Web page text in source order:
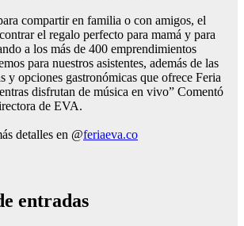
compartir en familia o con amigos, el
el regalo perfecto para mamá y para
a los más de 400 emprendimientos
para nuestros asistentes, además de las
y opciones gastronómicas que ofrece Feria
disfrutan de música en vivo” Comentó
de EVA.
detalles en @feriaeva.co
entradas